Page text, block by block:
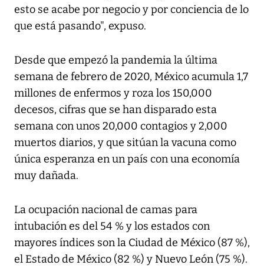
esto se acabe por negocio y por conciencia de lo
que está pasando", expuso.
Desde que empezó la pandemia la última
semana de febrero de 2020, México acumula 1,7
millones de enfermos y roza los 150,000
decesos, cifras que se han disparado esta
semana con unos 20,000 contagios y 2,000
muertos diarios, y que sitúan la vacuna como
única esperanza en un país con una economía
muy dañada.
La ocupación nacional de camas para
intubación es del 54 % y los estados con
mayores índices son la Ciudad de México (87 %),
el Estado de México (82 %) y Nuevo León (75 %).